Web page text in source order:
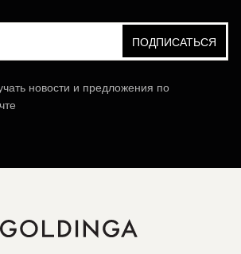
новости и предложения по